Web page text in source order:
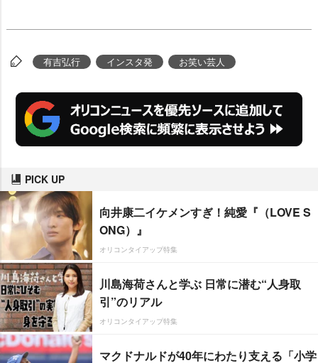
有吉弘行 インスタ発 お笑い芸人
PICK UP
向井康二イケメンすぎ！純愛『（LOVE S
ONG）』
オリコンタイアップ特集
川島海荷さんと学ぶ 日常に潜む“人身取
引”のリアル
オリコンタイアップ特集
マクドナルドが40年にわたり支える「小学